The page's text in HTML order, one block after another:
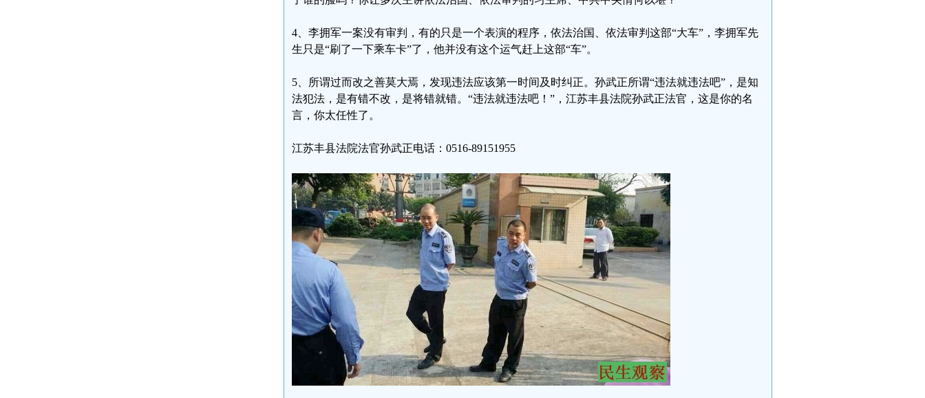
4、李拥军一案没有审判，有的只是一个表演的程序，依法治国、依法审判这部“大车”，李拥军先
生只是“刷了一下乘车卡”了，他并没有这个运气赶上这部“车”。
5、所谓过而改之善莫大焉，发现违法应该第一时间及时纠正。孙武正所谓“违法就违法吧”，是知
法犯法，是有错不改，是将错就错。“违法就违法吧！”，江苏丰县法院孙武正法官，这是你的名
言，你太任性了。
江苏丰县法院法官孙武正电话：0516-89151955